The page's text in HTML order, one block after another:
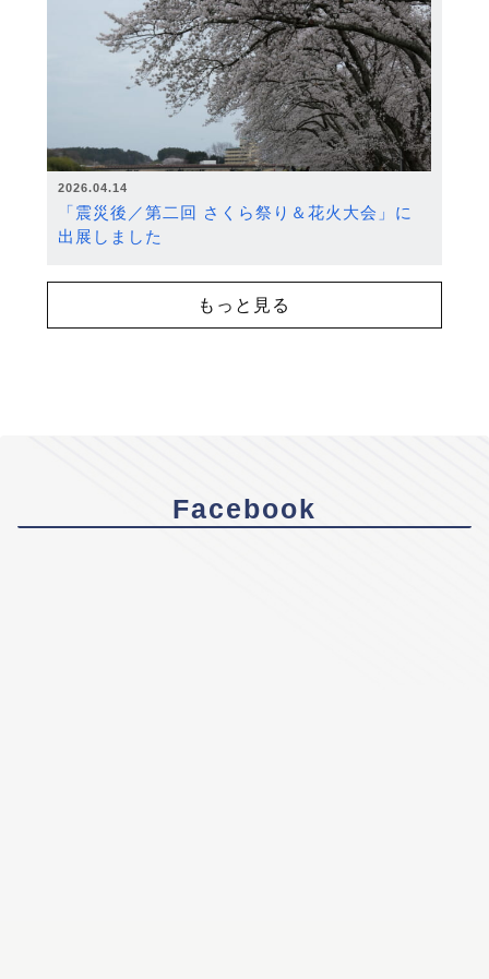
2026.04.14
「震災後／第二回 さくら祭り＆花火大会」に
出展しました
もっと見る
Facebook